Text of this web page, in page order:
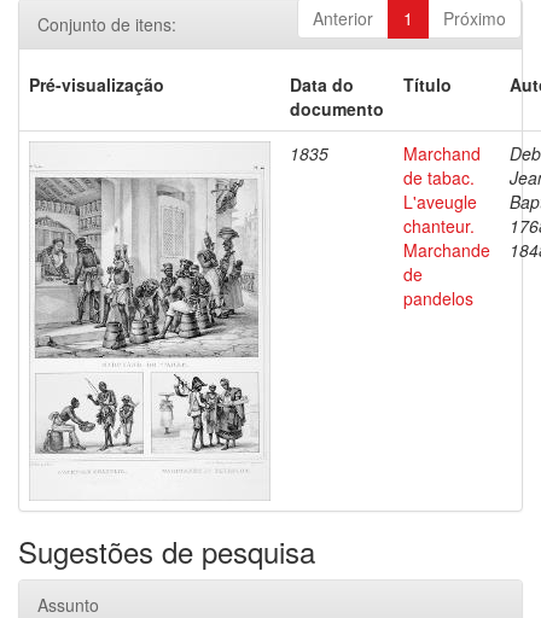
Anterior 1 Próximo
Conjunto de itens:
Pré-visualização
Data do
documento
Título
1835
Marchand
de tabac.
L'aveugle
chanteur.
Marchande
de
pandelos
Sugestões de pesquisa
Assunto